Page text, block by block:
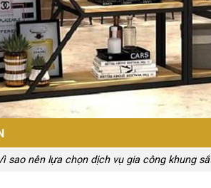
sao nên lựa chọn dịch vụ gia công khung